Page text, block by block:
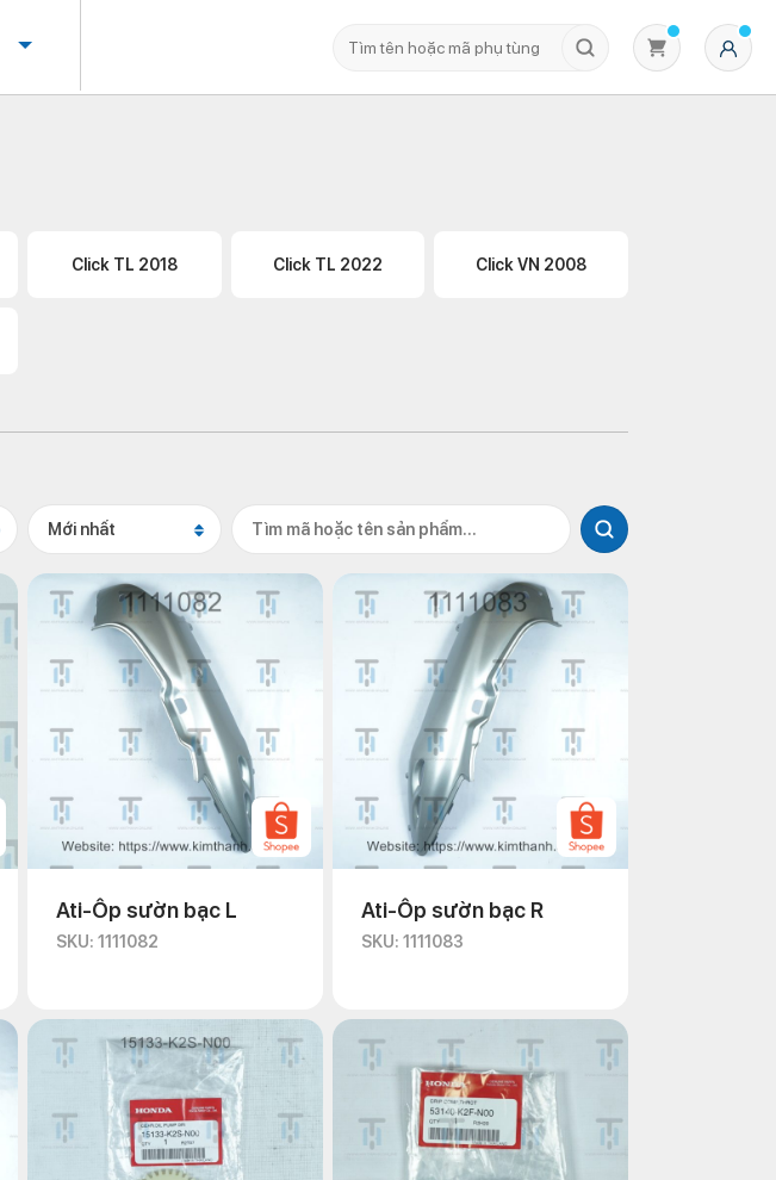
Click TL 2018 Click TL 2022 Click VN 2008
Mới nhất
Ati-Ốp sườn bạc L
SKU: 1111082
Ati-Ốp sườn bạc R
SKU: 1111083